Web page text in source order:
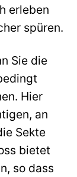
erleben
spüren.
Sie die
Hier
an
Sekte
bietet
so dass